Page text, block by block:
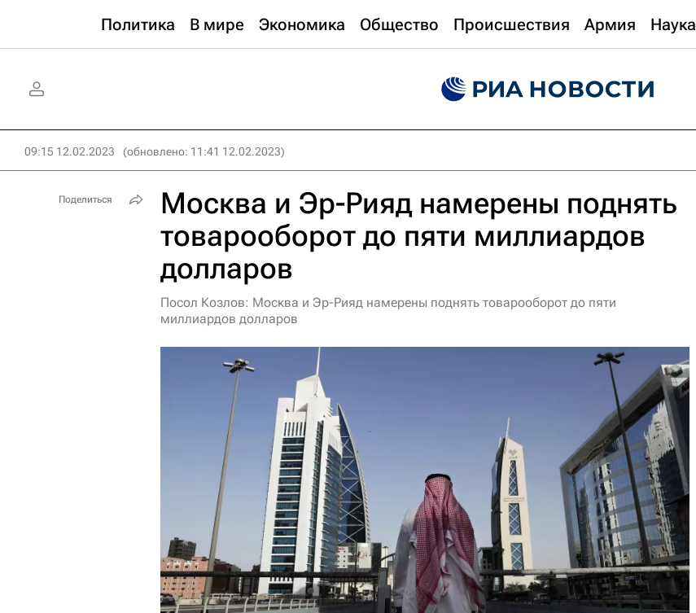
Политика В мире Экономика Общество Происшествия Армия Наука
09:15 12.02.2023 (обновлено: 11:41 12.02.2023)
Москва и Эр-Рияд намерены поднять
товарооборот до пяти миллиардов
долларов
Посол Козлов: Москва и Эр-Рияд намерены поднять товарооборот до пяти
миллиардов долларов
Поделиться